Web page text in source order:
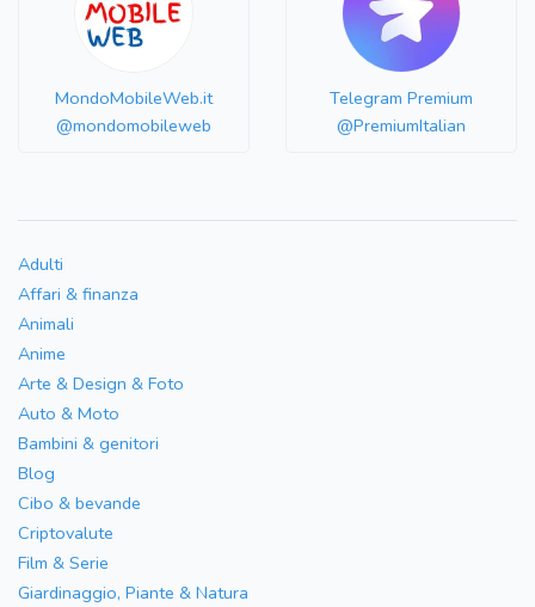
MondoMobileWeb.it
@mondomobileweb
Telegram Premium
@PremiumItalian
Adulti
Affari & finanza
Animali
Anime
Arte & Design & Foto
Auto & Moto
Bambini & genitori
Blog
Cibo & bevande
Criptovalute
Film & Serie
Giardinaggio, Piante & Natura